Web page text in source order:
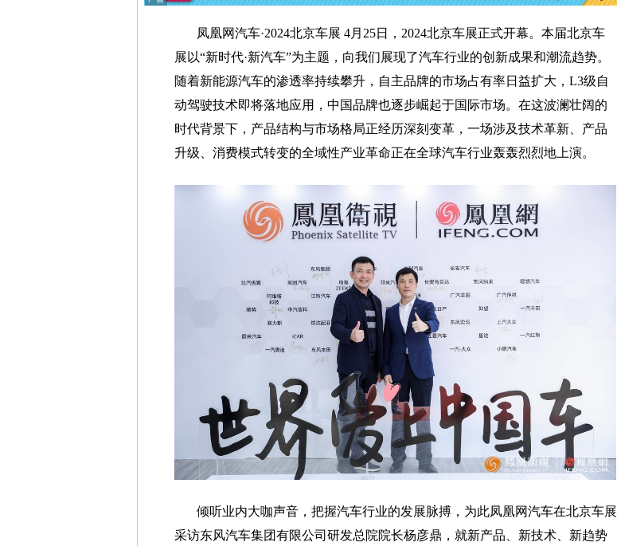
凤凰网汽车·2024北京车展 4月25日，2024北京车展正式开幕。本届北京车
展以“新时代·新汽车”为主题，向我们展现了汽车行业的创新成果和潮流趋势。
随着新能源汽车的渗透率持续攀升，自主品牌的市场占有率日益扩大，L3级自
动驾驶技术即将落地应用，中国品牌也逐步崛起于国际市场。在这波澜壮阔的
时代背景下，产品结构与市场格局正经历深刻变革，一场涉及技术革新、产品
升级、消费模式转变的全域性产业革命正在全球汽车行业轰轰烈烈地上演。
倾听业内大咖声音，把握汽车行业的发展脉搏，为此凤凰网汽车在北京车展
采访东风汽车集团有限公司研发总院院长杨彦鼎，就新产品、新技术、新趋势